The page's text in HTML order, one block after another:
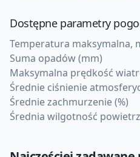
Dostępne parametry
Temperatura maksymalna,
Suma opadów (mm)
Maksymalna prędkość
Średnie ciśnienie
Średnie zachmurzenie (%)
Średnia wilgotność